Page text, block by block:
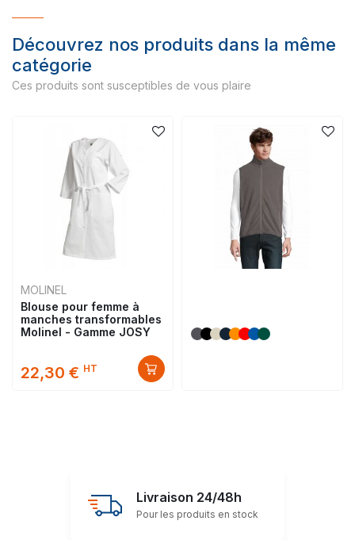
Découvrez nos produits dans la même
catégorie
Ces produits sont susceptibles de vous plaire
MOLINEL
Blouse pour femme à
manches transformables
Molinel - Gamme JOSY
22,30 € HT
Livraison 24/48h
Pour les produits en stock